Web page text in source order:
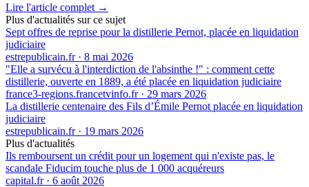
Lire l'article complet →
Plus d'actualités sur ce sujet
Sept offres de reprise pour la distillerie Pernot, placée en liquidation
judiciaire
estrepublicain.fr· 8 mai 2026
"Elle a survécu à l'interdiction de l'absinthe !" : comment cette
distillerie, ouverte en 1889, a été placée en liquidation judiciaire
france3-regions.francetvinfo.fr· 29 mars 2026
La distillerie centenaire des Fils d’Émile Pernot placée en liquidation
judiciaire
estrepublicain.fr· 19 mars 2026
Plus d'actualités
Ils remboursent un crédit pour un logement qui n'existe pas, le
scandale Fiducim touche plus de 1 000 acquéreurs
capital.fr· 6 août 2026